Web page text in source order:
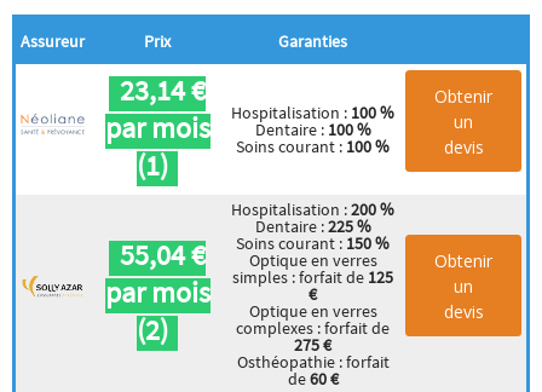
Assureur Prix Garanties
23,14 €
par mois
(1)
Hospitalisation : 100 %
Dentaire : 100 %
Soins courant : 100 %
Obtenir
un
devis
55,04 €
par mois
(2)
Hospitalisation :200 %
Dentaire :225 %
Soins courant : 150 %
Optique en verres
simples : forfait de 125
€
Optique en verres
complexes : forfait de
275 €
Osthéopathie : forfait
de60 €
Obtenir
un
devis